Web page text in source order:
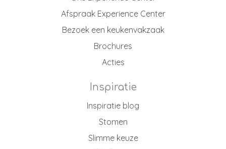
Afspraak Experience Center
Bezoek een keukenvakzaak
Brochures
Acties
Inspiratie
Inspiratie blog
Stomen
Slimme keuze